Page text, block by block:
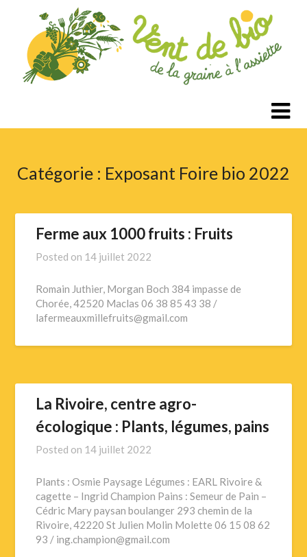
contenu
Catégorie : Exposant Foire bio 2022
Ferme aux 1000 fruits : Fruits
Posted on 14 juillet 2022
Romain Juthier, Morgan Boch 384 impasse de
Chorée, 42520 Maclas 06 38 85 43 38 /
lafermeauxmillefruits@gmail.com
La Rivoire, centre agro-
écologique : Plants, légumes, pains
Posted on 14 juillet 2022
Plants : Osmie Paysage Légumes : EARL Rivoire &
cagette – Ingrid Champion Pains : Semeur de Pain –
Cédric Mary paysan boulanger 293 chemin de la
Rivoire, 42220 St Julien Molin Molette 06 15 08 62
93 / ing.champion@gmail.com